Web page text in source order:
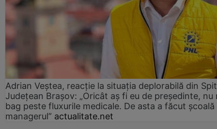
Adrian Veștea, reacție la situația deplorabilă din
Județean Brașov: „Oricât aș fi eu de președinte, nu
bag peste fluxurile medicale. De asta a făcut școală
managerul” actualitate.net